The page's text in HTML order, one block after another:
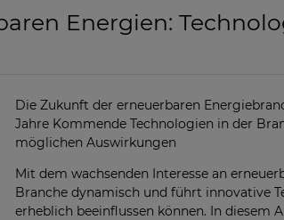
Energien:
Die Zukunft der erneuerbaren
Jahre Kommende Technologien in der
möglichen Auswirkungen
Mit dem wachsenden Interesse an
Branche dynamisch und führt innovative
erheblich beeinflussen können. In